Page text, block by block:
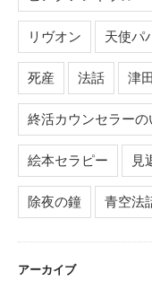
リヴオン 天使パ
死産 法話 津田
終活カウンセラーの
絵本セラピー 見
除夜の鐘 青空法
アーカイブ